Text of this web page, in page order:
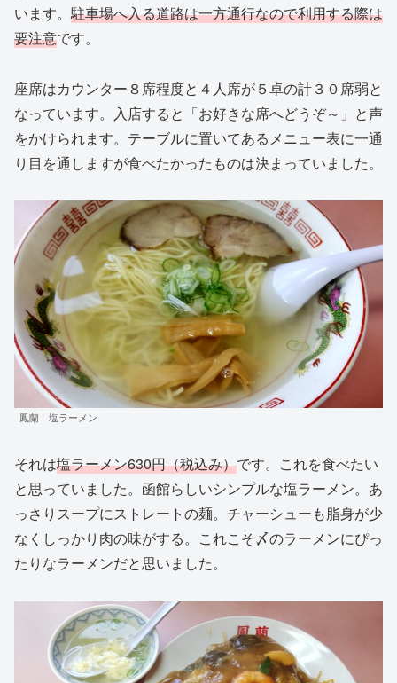
います。駐車場へ入る道路は一方通行なので利用する際は
要注意です。
座席はカウンター８席程度と４人席が５卓の計３０席弱と
なっています。入店すると「お好きな席へどうぞ～」と声
をかけられます。テーブルに置いてあるメニュー表に一通
り目を通しますが食べたかったものは決まっていました。
鳳蘭 塩ラーメン
それは塩ラーメン630円（税込み）です。これを食べたい
と思っていました。函館らしいシンプルな塩ラーメン。あ
っさりスープにストレートの麺。チャーシューも脂身が少
なくしっかり肉の味がする。これこそ〆のラーメンにぴっ
たりなラーメンだと思いました。